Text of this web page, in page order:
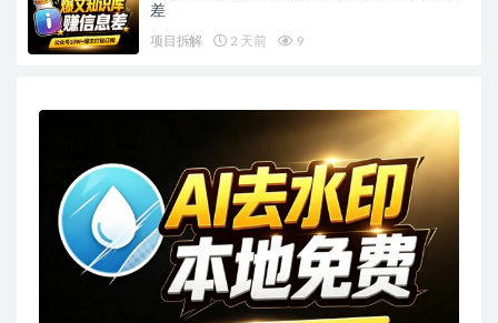
差
项目拆解 2 天前 9